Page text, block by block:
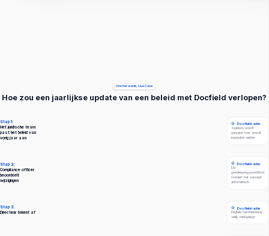
Hoe het werkt; Use Case
Hoe zou een jaarlijkse update van een beleid met Docfield verlopen?
Stap 1:
Het juridische team
past het beleid van
vorig jaar aan
Stap 2:
Compliance officer
beoordeelt
wijzigingen
Stap 3:
Directeur tekent af
Docfield-actie
Sjabloon wordt
geopend met vooraf
ingevulde velden
Docfield-actie
De
goedkeuringsworkflow
routeert het concept
automatisch
Docfield-actie
Digitale handtekening
veilig vastgelegd